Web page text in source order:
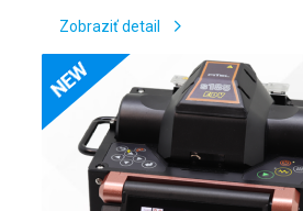
Zobraziť detail